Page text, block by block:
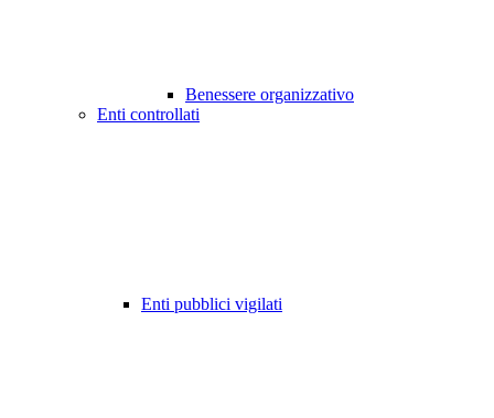
Benessere organizzativo
Enti controllati
Enti pubblici vigilati